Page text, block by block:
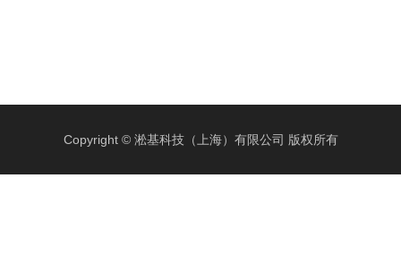
Copyright © 淞基科技（上海）有限公司 版权所有